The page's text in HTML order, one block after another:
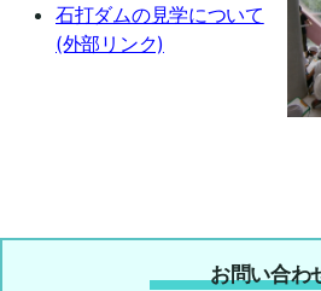
石打ダムの見学について
(外部リンク)
お問い合わ